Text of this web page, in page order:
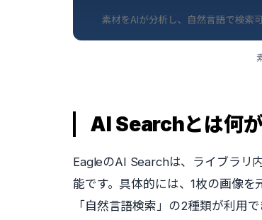
AI Searchとは何
EagleのAI Searchは、ライブラリ
能です。具体的には、1枚の画像
「自然言語検索」の2種類が利用